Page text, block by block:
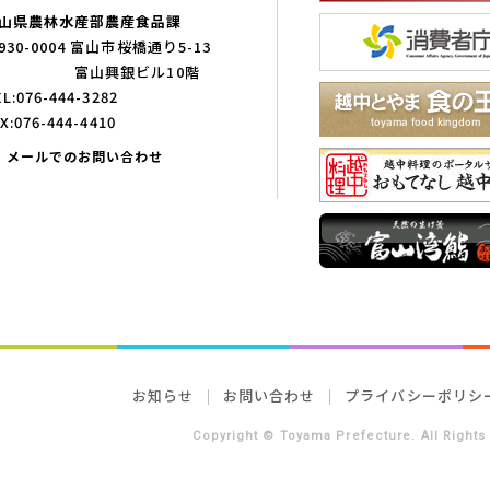
県農林水産部農産食品課
0004 富山市桜橋通り5-13
山興銀ビル10階
444-3282
444-4410
メールでのお問い合わせ
お知らせ お問い合わせ プライバシーポリシ
Copyright © Toyama Prefecture. All Rights